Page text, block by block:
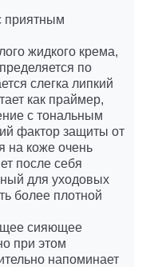
приятным
жидкого крема,
по
слегка липкий
как праймер,
с тональным
фактор защиты от
на коже очень
после себя
для уходовых
более плотной
сияющее
при этом
напоминает